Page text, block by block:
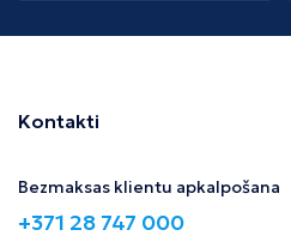
Kontakti
Bezmaksas klientu apkalpošana
+371 28 747 000